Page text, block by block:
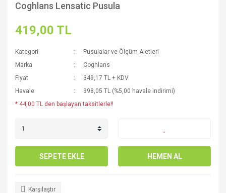
Coghlans Lensatic Pusula
419,00 TL
Kategori
Pusulalar ve Ölçüm Aletleri
Marka
Coghlans
Fiyat
349,17 TL + KDV
Havale
398,05 TL (%5,00 havale indirimi)
* 44,00 TL den başlayan taksitlerle!!
SEPETE EKLE HEMEN AL
Karşılaştır